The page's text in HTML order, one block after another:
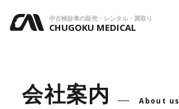
中古検診車の販売・レンタル・買取り
CHUGOKU MEDICAL
会社案内 About us